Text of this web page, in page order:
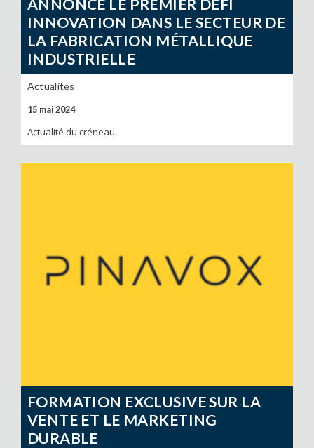
ANNONCE LE PREMIER DÉFI
INNOVATION DANS LE SECTEUR DE
LA FABRICATION MÉTALLIQUE
INDUSTRIELLE
Actualités
15 mai 2024
Actualité du créneau
FORMATION EXCLUSIVE SUR LA
VENTE ET LE MARKETING
DURABLE